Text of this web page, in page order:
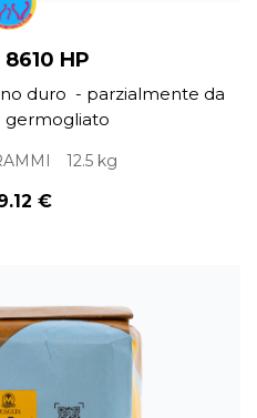
8610 HP
duro - parzialmente da
germogliato
12.5 kg
€